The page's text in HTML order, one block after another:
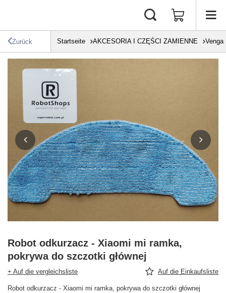
Zurück Startseite AKCESORIA I CZĘŚCI ZAMIENNE Venga
Robot odkurzacz - Xiaomi mi ramka,
pokrywa do szczotki głównej
+ Auf die vergleichsliste Auf die Einkaufsliste
Robot odkurzacz - Xiaomi mi ramka, pokrywa do szczotki głównej